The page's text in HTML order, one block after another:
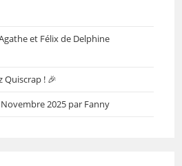
et Félix de Delphine
Quiscrap ! 🎉
2025 par Fanny